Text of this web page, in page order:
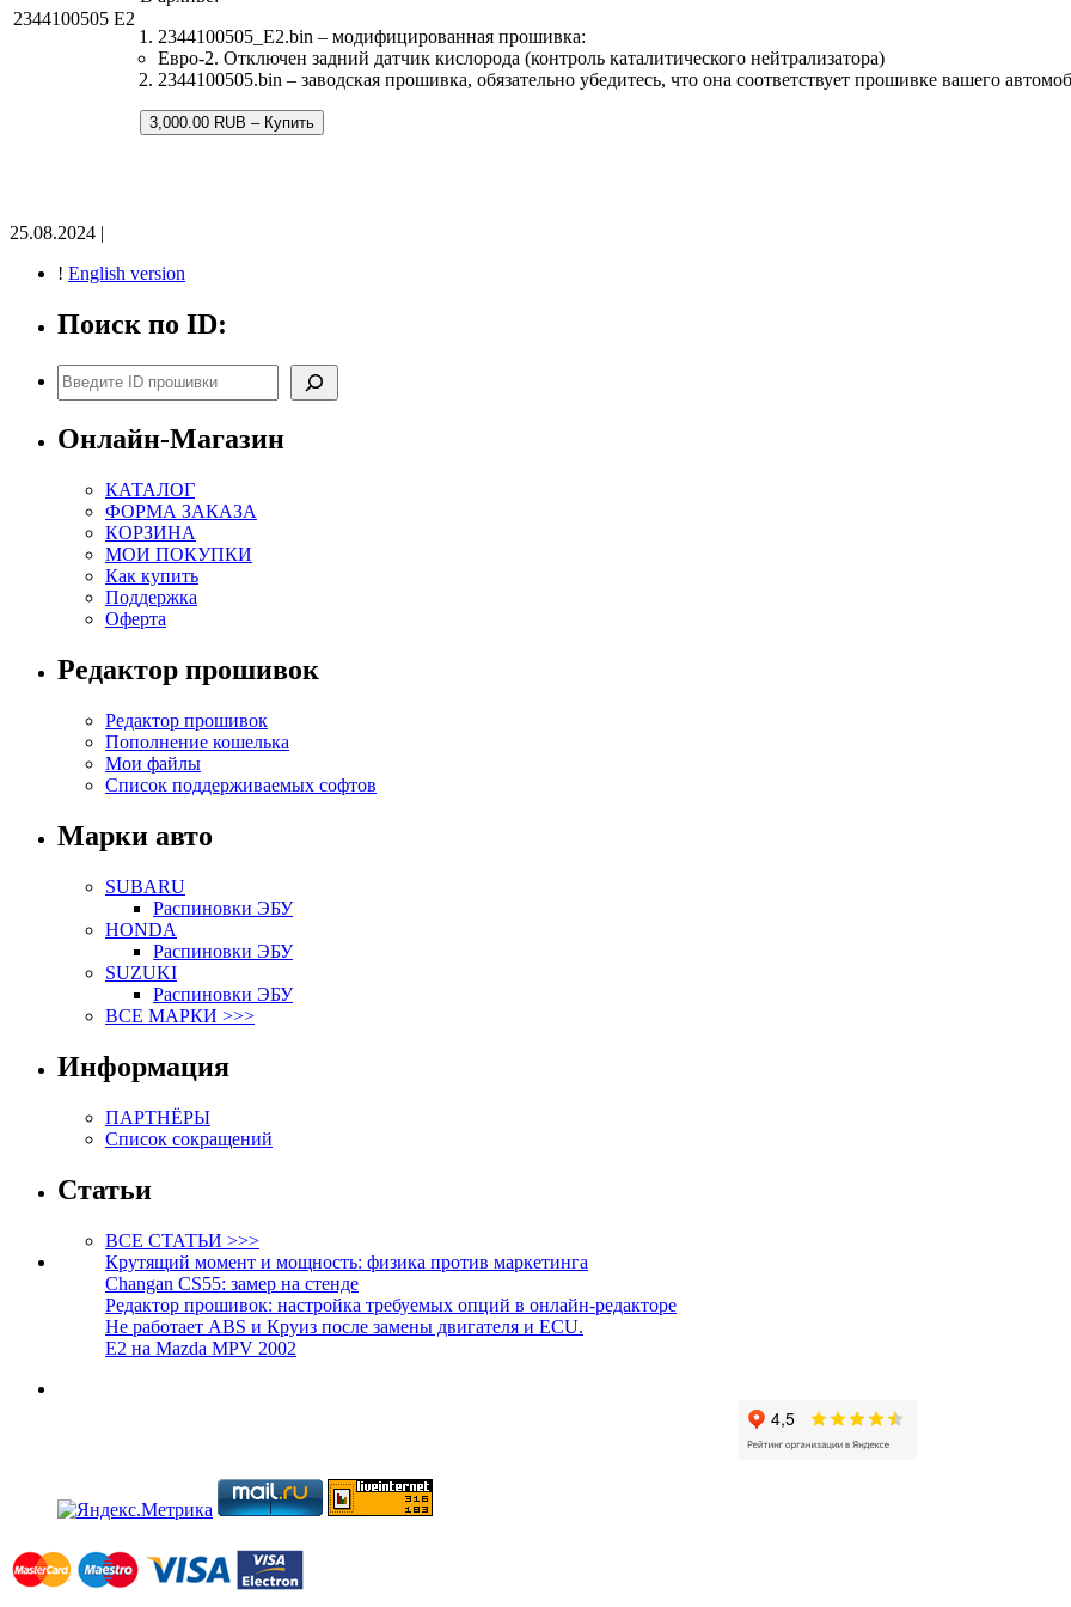
2344100505 E2
2344100505_E2.bin – модифицированная прошивка:
Евро-2. Отключен задний датчик кислорода (контроль каталитического нейтрализатора)
2344100505.bin – заводская прошивка, обязательно убедитесь, что она соответствует прошивке вашего
3,000.00 RUB – Купить
25.08.2024 |
! English version
Поиск по ID:
Поиск
Онлайн-Магазин
КАТАЛОГ
ФОРМА ЗАКАЗА
КОРЗИНА
МОИ ПОКУПКИ
Как купить
Поддержка
Оферта
Редактор прошивок
Редактор прошивок
Пополнение кошелька
Мои файлы
Список поддерживаемых софтов
Марки авто
SUBARU
Распиновки ЭБУ
HONDA
Распиновки ЭБУ
SUZUKI
Распиновки ЭБУ
ВСЕ МАРКИ >>>
Информация
ПАРТНЁРЫ
Список сокращений
Статьи
ВСЕ СТАТЬИ >>>
Крутящий момент и мощность: физика против маркетинга
Changan CS55: замер на стенде
Редактор прошивок: настройка требуемых опций в онлайн-редакторе
Не работает ABS и Круиз после замены двигателя и ECU.
E2 на Mazda MPV 2002